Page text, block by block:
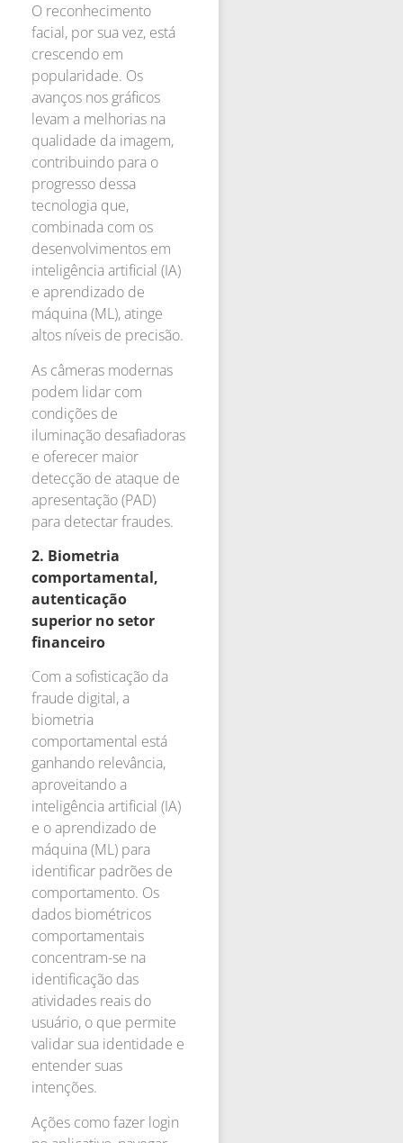
O reconhecimento
facial, por sua vez, está
crescendo em
popularidade. Os
avanços nos gráficos
levam a melhorias na
qualidade da imagem,
contribuindo para o
progresso dessa
tecnologia que,
combinada com os
desenvolvimentos em
inteligência artificial (IA)
e aprendizado de
máquina (ML), atinge
altos níveis de precisão.
As câmeras modernas
podem lidar com
condições de
iluminação desafiadoras
e oferecer maior
detecção de ataque de
apresentação (PAD)
para detectar fraudes.
2. Biometria
comportamental,
autenticação
superior no setor
financeiro
Com a sofisticação da
fraude digital, a
biometria
comportamental está
ganhando relevância,
aproveitando a
inteligência artificial (IA)
e o aprendizado de
máquina (ML) para
identificar padrões de
comportamento. Os
dados biométricos
comportamentais
concentram-se na
identificação das
atividades reais do
usuário, o que permite
validar sua identidade e
entender suas
intenções.
Ações como fazer login